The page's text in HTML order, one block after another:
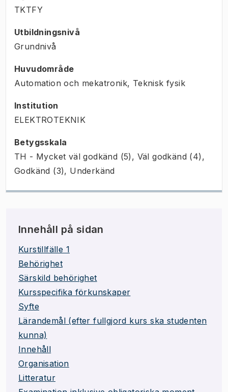
TKTFY
Utbildningsnivå
Grundnivå
Huvudområde
Automation och mekatronik, Teknisk fysik
Institution
ELEKTROTEKNIK
Betygsskala
TH - Mycket väl godkänd (5), Väl godkänd (4),
Godkänd (3), Underkänd
Innehåll på sidan
Kurstillfälle 1
Behörighet
Särskild behörighet
Kursspecifika förkunskaper
Syfte
Lärandemål (efter fullgjord kurs ska studenten
kunna)
Innehåll
Organisation
Litteratur